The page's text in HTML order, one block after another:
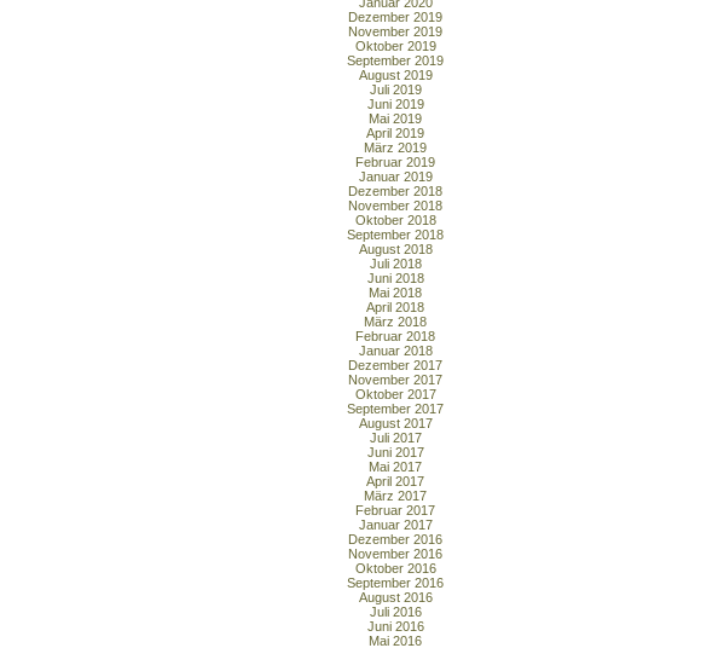
Dezember 2019
November 2019
Oktober 2019
September 2019
August 2019
Juli 2019
Juni 2019
Mai 2019
April 2019
März 2019
Februar 2019
Januar 2019
Dezember 2018
November 2018
Oktober 2018
September 2018
August 2018
Juli 2018
Juni 2018
Mai 2018
April 2018
März 2018
Februar 2018
Januar 2018
Dezember 2017
November 2017
Oktober 2017
September 2017
August 2017
Juli 2017
Juni 2017
Mai 2017
April 2017
März 2017
Februar 2017
Januar 2017
Dezember 2016
November 2016
Oktober 2016
September 2016
August 2016
Juli 2016
Juni 2016
Mai 2016